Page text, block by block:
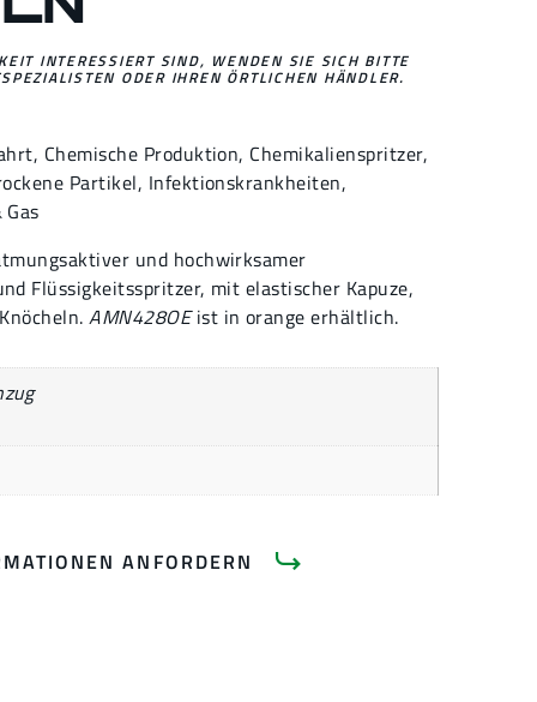
INTERESSIERT SIND, WENDEN SIE SICH BITTE
ODER IHREN ÖRTLICHEN HÄNDLER.
, Chemische Produktion, Chemikalienspritzer,
Partikel, Infektionskrankheiten,
und hochwirksamer
Flüssigkeitsspritzer, mit elastischer Kapuze,
AMN428OEist in orange erhältlich.
ANFORDERN